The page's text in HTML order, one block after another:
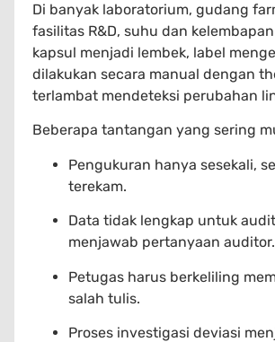
Di banyak laboratorium, gudang
fasilitas R&D, suhu dan
kapsul menjadi lembek, label
dilakukan secara manual dengan
terlambat mendeteksi perubahan
Beberapa tantangan yang sering
Pengukuran hanya sesekali,
terekam.
Data tidak lengkap untuk
menjawab pertanyaan auditor.
Petugas harus berkeliling
salah tulis.
Proses investigasi deviasi